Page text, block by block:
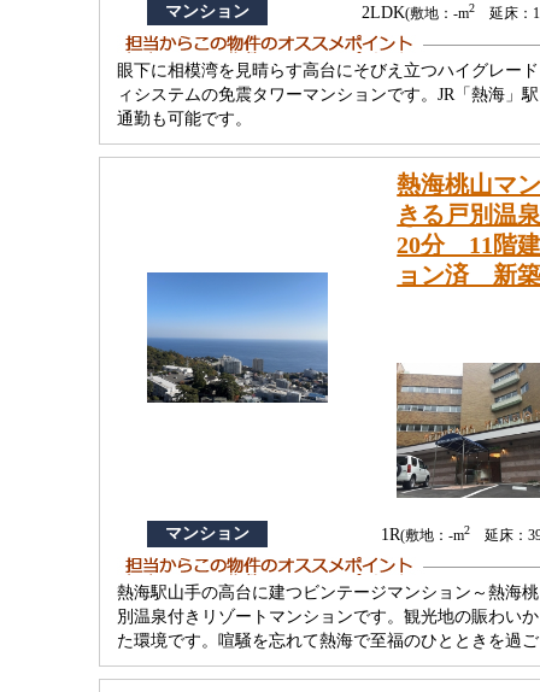
マンション 2LDK(敷地：-m2 延床：
眼下に相模湾を見晴らす高台にそびえ立つハイグレー
ィシステムの免震タワーマンションです。JR「熱海」
通勤も可能です。
熱海桃山マ
きる戸別温
20分 11階
ョン済 新
マンション 1R(敷地：-m2 延床：
熱海駅山手の高台に建つビンテージマンション～熱海
別温泉付きリゾートマンションです。観光地の賑わい
た環境です。喧騒を忘れて熱海で至福のひとときを過